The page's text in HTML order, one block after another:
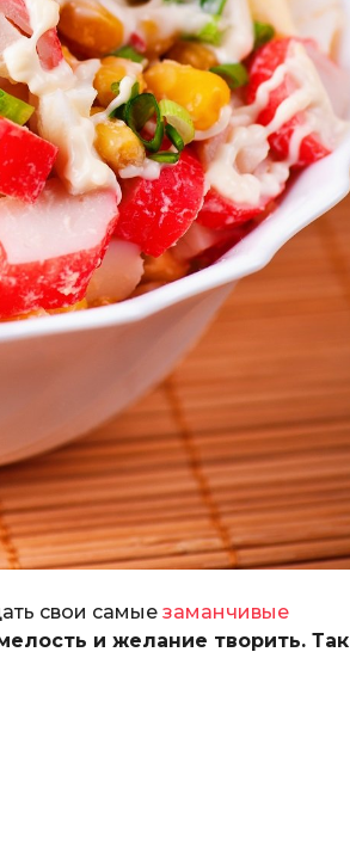
свои самые заманчивые
и желание творить. Так